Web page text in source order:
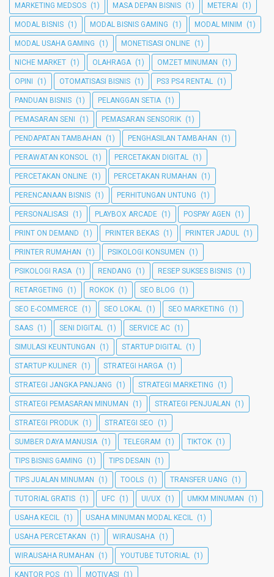
MARKETING MEDSOS (1) MASA DEPAN BISNIS (1) METERAI (1)
MODAL BISNIS (1) MODAL BISNIS GAMING (1) MODAL MINIM (1)
MODAL USAHA GAMING (1) MONETISASI ONLINE (1)
NICHE MARKET (1) OLAHRAGA (1) OMZET MINUMAN (1)
OPINI (1) OTOMATISASI BISNIS (1) PS3 PS4 RENTAL (1)
PANDUAN BISNIS (1) PELANGGAN SETIA (1)
PEMASARAN SENI (1) PEMASARAN SENSORIK (1)
PENDAPATAN TAMBAHAN (1) PENGHASILAN TAMBAHAN (1)
PERAWATAN KONSOL (1) PERCETAKAN DIGITAL (1)
PERCETAKAN ONLINE (1) PERCETAKAN RUMAHAN (1)
PERENCANAAN BISNIS (1) PERHITUNGAN UNTUNG (1)
PERSONALISASI (1) PLAYBOX ARCADE (1) POSPAY AGEN (1)
PRINT ON DEMAND (1) PRINTER BEKAS (1) PRINTER JADUL (1)
PRINTER RUMAHAN (1) PSIKOLOGI KONSUMEN (1)
PSIKOLOGI RASA (1) RENDANG (1) RESEP SUKSES BISNIS (1)
RETARGETING (1) ROKOK (1) SEO BLOG (1)
SEO E-COMMERCE (1) SEO LOKAL (1) SEO MARKETING (1)
SAAS (1) SENI DIGITAL (1) SERVICE AC (1)
SIMULASI KEUNTUNGAN (1) STARTUP DIGITAL (1)
STARTUP KULINER (1) STRATEGI HARGA (1)
STRATEGI JANGKA PANJANG (1) STRATEGI MARKETING (1)
STRATEGI PEMASARAN MINUMAN (1) STRATEGI PENJUALAN (1)
STRATEGI PRODUK (1) STRATEGI SEO (1)
SUMBER DAYA MANUSIA (1) TELEGRAM (1) TIKTOK (1)
TIPS BISNIS GAMING (1) TIPS DESAIN (1)
TIPS JUALAN MINUMAN (1) TOOLS (1) TRANSFER UANG (1)
TUTORIAL GRATIS (1) UFC (1) UI/UX (1) UMKM MINUMAN (1)
USAHA KECIL (1) USAHA MINUMAN MODAL KECIL (1)
USAHA PERCETAKAN (1) WIRAUSAHA (1)
WIRAUSAHA RUMAHAN (1) YOUTUBE TUTORIAL (1)
KANTOR POS (1) MOTIVASI (1)